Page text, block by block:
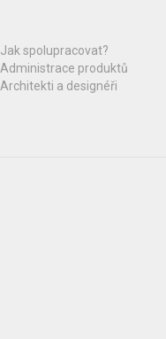
Jak spolupracovat?
Administrace produktů
Architekti a designéři